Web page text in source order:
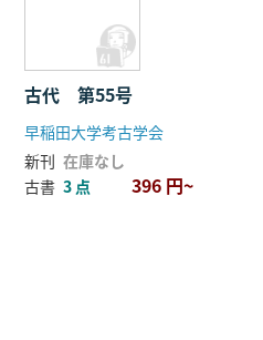
古代 第55号
早稲田大学考古学会
新刊 在庫なし
古書 3 点 396 円~